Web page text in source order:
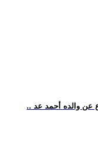
عن والده أحمد عد